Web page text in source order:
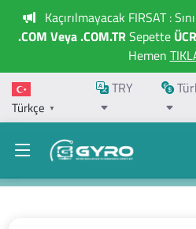
Kaçırılmayacak FIRSAT :
.COM Veya .COM.TRSepette
Hemen
Türkçe ▼
TRY